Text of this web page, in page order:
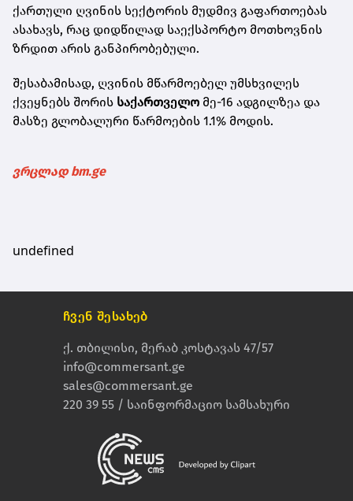
ქართული ღვინის სექტორის მუდმივ გაფართოებას
ასახავს, რაც დიდწილად საექსპორტო მოთხოვნის
ზრდით არის განპირობებული.
შესაბამისად, ღვინის მწარმოებელ უმსხვილეს
ქვეყნებს შორის საქართველო მე-16 ადგილზეა და
მასზე გლობალური წარმოების 1.1% მოდის.
ვრცლად bm.ge
undefined
ჩვენ შესახებ
ქ. თბილისი, მერაბ კოსტავას 47/57
info@commersant.ge
sales@commersant.ge
220 39 55 / საინფორმაციო სამსახური